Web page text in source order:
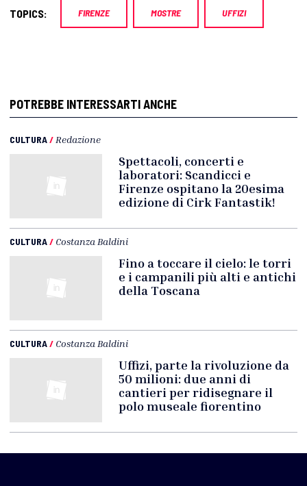
TOPICS: FIRENZE MOSTRE UFFIZI
POTREBBE INTERESSARTI ANCHE
CULTURA/Redazione
Spettacoli, concerti e
laboratori: Scandicci e
Firenze ospitano la 20esima
edizione di Cirk Fantastik!
CULTURA/ Costanza Baldini
Fino a toccare il cielo: le torri
e i campanili più alti e antichi
della Toscana
CULTURA/ Costanza Baldini
Uffizi, parte la rivoluzione da
50 milioni: due anni di
cantieri per ridisegnare il
polo museale fiorentino